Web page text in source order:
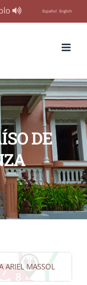
Español English
DE
ARIEL MASSOL